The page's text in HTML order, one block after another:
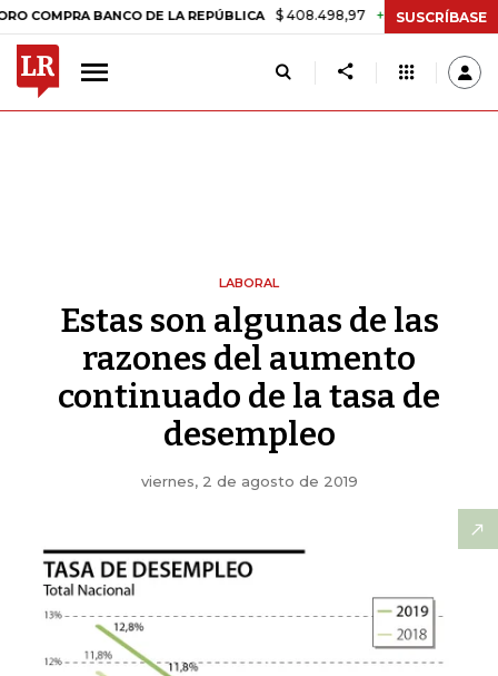
BANCO DE LA REPÚBLICA $ 408.498,97 +$ 8.753,81 +2,19%
SUSCRÍBASE
LABORAL
Estas son algunas de las
razones del aumento
continuado de la tasa de
desempleo
viernes, 2 de agosto de 2019